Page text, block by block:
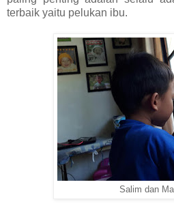
terbaik yaitu pelukan ibu.
Salim dan